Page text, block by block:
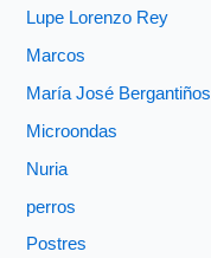
Lupe Lorenzo Rey
Marcos
María José Bergantiños
Microondas
Nuria
perros
Postres